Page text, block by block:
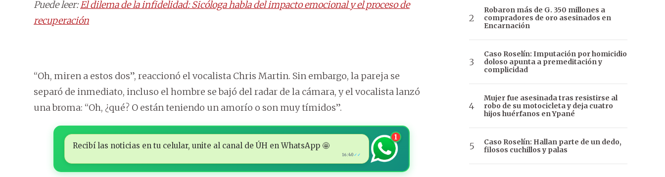
Puede leer:El dilema de la infidelidad: Sicóloga habla del impacto emocional y el proceso de
recuperación
“Oh, miren a estos dos”, reaccionó el vocalista Chris Martin. Sin embargo, la pareja se
separó de inmediato, incluso el hombre se bajó del radar de la cámara, y el vocalista lanzó
una broma: “Oh, ¿qué? O están teniendo un amorío o son muy tímidos”.
Recibí las noticias en tu celular, unite al canal de ÚH en WhatsApp 🤩
16:40 ✓✓
1
Robaron más de G. 350 millones a
compradores de oro asesinados en
Encarnación
Caso Roselín: Imputación por homicidio
doloso apunta a premeditación y
complicidad
Mujer fue asesinada tras resistirse al
robo de su motocicleta y deja cuatro
hijos huérfanos en Ypané
Caso Roselín: Hallan parte de un dedo,
filosos cuchillos y palas